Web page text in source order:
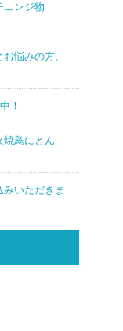
ェンジ物
悩みの方、
！
鳥にとん
いただきま